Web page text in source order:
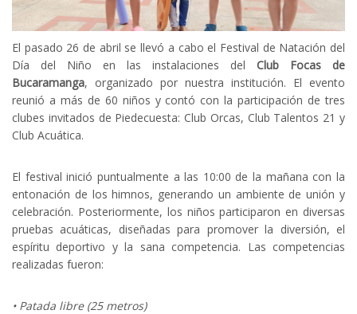
El pasado 26 de abril se llevó a cabo el Festival de Natación del
Día del Niño en las instalaciones del Club Focas de
Bucaramanga, organizado por nuestra institución. El evento
reunió a más de 60 niños y contó con la participación de tres
clubes invitados de Piedecuesta: Club Orcas, Club Talentos 21 y
Club Acuática.
El festival inició puntualmente a las 10:00 de la mañana con la
entonación de los himnos, generando un ambiente de unión y
celebración. Posteriormente, los niños participaron en diversas
pruebas acuáticas, diseñadas para promover la diversión, el
espíritu deportivo y la sana competencia. Las competencias
realizadas fueron:
• Patada libre (25 metros)